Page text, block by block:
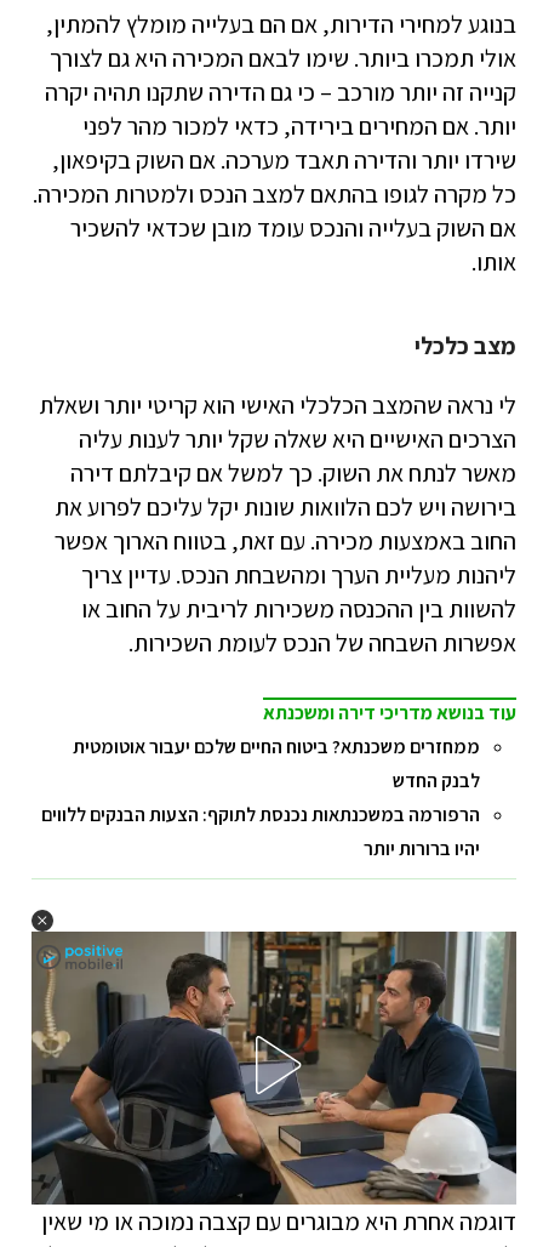
בנוגע למחירי הדירות, אם הם בעלייה מומלץ להמתין,
אולי תמכרו ביותר. שימו לבאם המכירה היא גם לצורך
קנייה זה יותר מורכב – כי גם הדירה שתקנו תהיה יקרה
יותר. אם המחירים בירידה, כדאי למכור מהר לפני
שירדו יותר והדירה תאבד מערכה. אם השוק בקיפאון,
כל מקרה לגופו בהתאם למצב הנכס ולמטרות המכירה.
אם השוק בעלייה והנכס עומד מובן שכדאי להשכיר
אותו.
מצב כלכלי
לי נראה שהמצב הכלכלי האישי הוא קריטי יותר ושאלת
הצרכים האישיים היא שאלה שקל יותר לענות עליה
מאשר לנתח את השוק. כך למשל אם קיבלתם דירה
בירושה ויש לכם הלוואות שונות יקל עליכם לפרוע את
החוב באמצעות מכירה. עם זאת, בטווח הארוך אפשר
ליהנות מעליית הערך ומהשבחת הנכס. עדיין צריך
להשוות בין ההכנסה משכירות לריבית על החוב או
אפשרות השבחה של הנכס לעומת השכירות.
עוד בנושא מדריכי דירה ומשכנתא
ממחזרים משכנתא? ביטוח החיים שלכם יעבור אוטומטית
לבנק החדש
הרפורמה במשכנתאות נכנסת לתוקף: הצעות הבנקים ללווים
יהיו ברורות יותר
דוגמה אחרת היא מבוגרים עם קצבה נמוכה או מי שאין